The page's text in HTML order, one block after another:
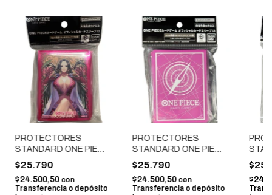
PROTECTORES
STANDARD ONE PIECE
X 70 UNIDADES - BOA
HANOCK
$25.790
$24.500,50 con
Transferencia o depósito
PROTECTORES
STANDARD ONE PIECE
X 70 UNIDADES -
BRUJULA MORADA
$25.790
$24.500,50 con
Transferencia o depósito
X 70